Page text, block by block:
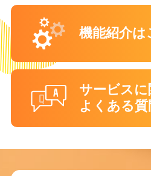
機能紹介は
サービスに
よくある